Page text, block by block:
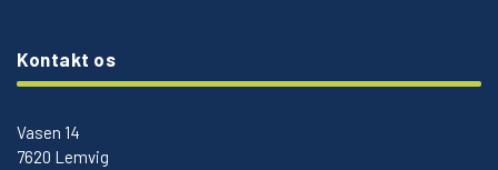
Kontakt os
Vasen 14
7620 Lemvig